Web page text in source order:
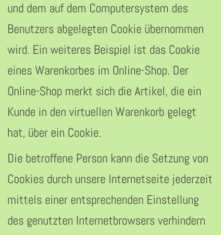
und dem auf dem Computersystem des
Benutzers abgelegten Cookie übernommen
wird. Ein weiteres Beispiel ist das Cookie
eines Warenkorbes im Online-Shop. Der
Online-Shop merkt sich die Artikel, die ein
Kunde in den virtuellen Warenkorb gelegt
hat, über ein Cookie.
Die betroffene Person kann die Setzung von
Cookies durch unsere Internetseite jederzeit
mittels einer entsprechenden Einstellung
des genutzten Internetbrowsers verhindern